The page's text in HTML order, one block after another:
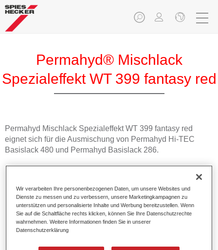
Permahyd® Mischlack
Spezialeffekt WT 399 fantasy red
Permahyd Mischlack Spezialeffekt WT 399 fantasy red
eignet sich für die Ausmischung von Permahyd Hi-TEC
Basislack 480 und Permahyd Basislack 286.
Einfach und schnell zu verarbeiten.
Bietet eine hohe Farbtongenauigkeit und gleichmäßige
Effektausrichtung.
Fördert kurze Prozesszeiten.
Ermöglicht einfaches und sicheres Einlackieren.
Wir verarbeiten Ihre personenbezogenen Daten, um unsere Websites und
Dienste zu messen und zu verbessern, unsere Marketingkampagnen zu
unterstützen und personalisierte Inhalte und Werbung bereitzustellen. Wenn
Sie auf die Schaltfläche rechts klicken, können Sie Ihre Datenschutzrechte
wahrnehmen. Weitere Informationen finden Sie in unserer
Datenschutzerklärung